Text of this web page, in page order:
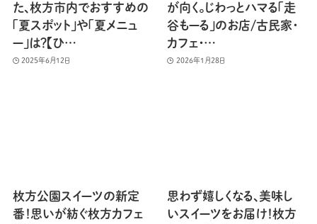
た、枚方市内でおすすめの
「夏スポット」や「夏メニュ
ー」は？【ひ…
2025年6月12日
が向く。じわっとハマる「走
谷もーる」のお店/古民家・
カフェ・…
2026年1月28日
枚方公園スイーツの新定
番！思いが紡ぐ枚方カフェ
思わず嬉しくなる、美味し
いスイーツをお届け！枚方